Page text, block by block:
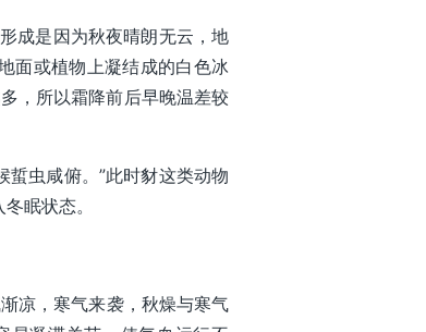
成是因为秋夜晴朗无云，地
面或植物上凝结成的白色冰
，所以霜降前后早晚温差较
虫咸俯。”此时豺这类动物
眠状态。
凉，寒气来袭，秋燥与寒气